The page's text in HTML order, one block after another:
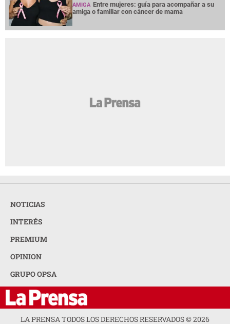
AMIGA Entre mujeres: guía para acompañar a su
amiga o familiar con cáncer de mama
NOTICIAS
INTERÉS
PREMIUM
OPINION
GRUPO OPSA
LA PRENSA TODOS LOS DERECHOS RESERVADOS ©2026